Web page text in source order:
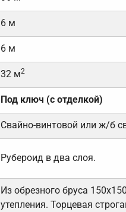
6 м
6 м
32 м2
Под ключ (с отделкой)
Свайно-винтовой или ж/б
Рубероид в два слоя.
Из обрезного бруса
утепления. Торцевая